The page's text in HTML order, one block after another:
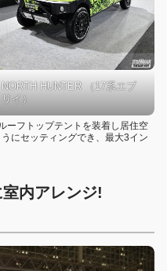
NORTH HUNTER （17系エブ
リイ）
ーフトップテントを装着し居住空
にセッティングでき、最大3イン
内アレンジ!